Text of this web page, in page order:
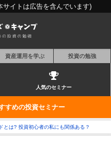
サイトは広告を含んでいます)
資産運用を学ぶ 投資の勉強
人気のセミナー
すめの投資セミナー
とは? 投資初心者の私にも関係ある？